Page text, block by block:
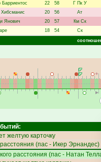
22 58 Г Пк У
Хибсманис 20 56 Ат
Янович 20 57 Км Ск
18 54 Ск
желтую карточку
(пас - Икер Эрнандес)
расстояния (пас - Натан